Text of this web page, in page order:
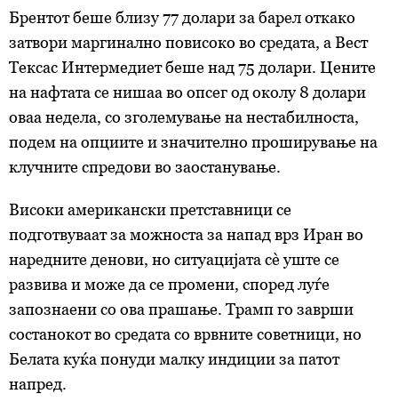
Брентот беше близу 77 долари за барел откако
затвори маргинално повисоко во средата, а Вест
Тексас Интермедиет беше над 75 долари. Цените
на нафтата се нишаа во опсег од околу 8 долари
оваа недела, со зголемување на нестабилноста,
подем на опциите и значително проширување на
клучните спредови во заостанување.
Високи американски претставници се
подготвуваат за можноста за напад врз Иран во
наредните денови, но ситуацијата сè уште се
развива и може да се промени, според луѓе
запознаени со ова прашање. Трамп го заврши
состанокот во средата со врвните советници, но
Белата куќа понуди малку индиции за патот
напред.